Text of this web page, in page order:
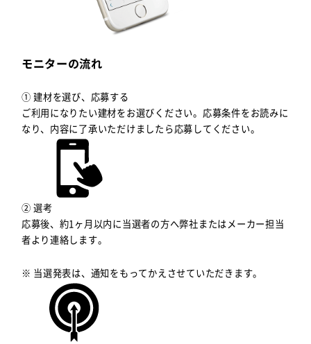
モニターの流れ
① 建材を選び、応募する
ご利用になりたい建材をお選びください。応募条件をお読みに
なり、内容に了承いただけましたら応募してください。
② 選考
応募後、約1ヶ月以内に当選者の方へ弊社またはメーカー担当
者より連絡します。
※ 当選発表は、通知をもってかえさせていただきます。